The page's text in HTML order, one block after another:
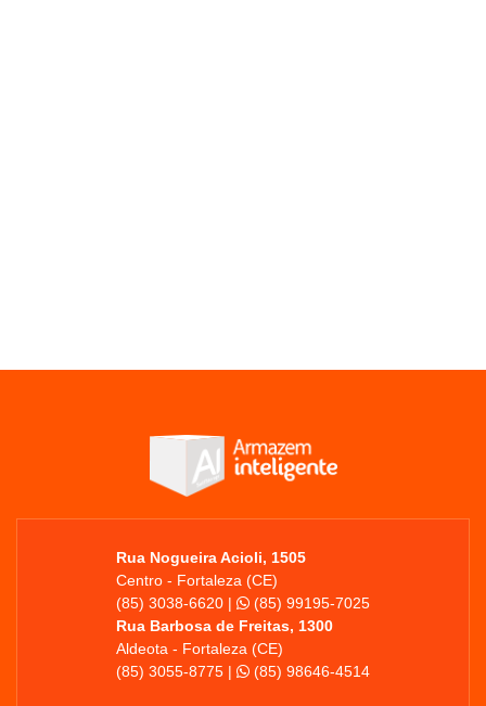
Rua Nogueira Acioli, 1505
Centro - Fortaleza (CE)
(85) 3038-6620 |
(85) 99195-7025
Rua Barbosa de Freitas, 1300
Aldeota - Fortaleza (CE)
(85) 3055-8775 |
(85) 98646-4514